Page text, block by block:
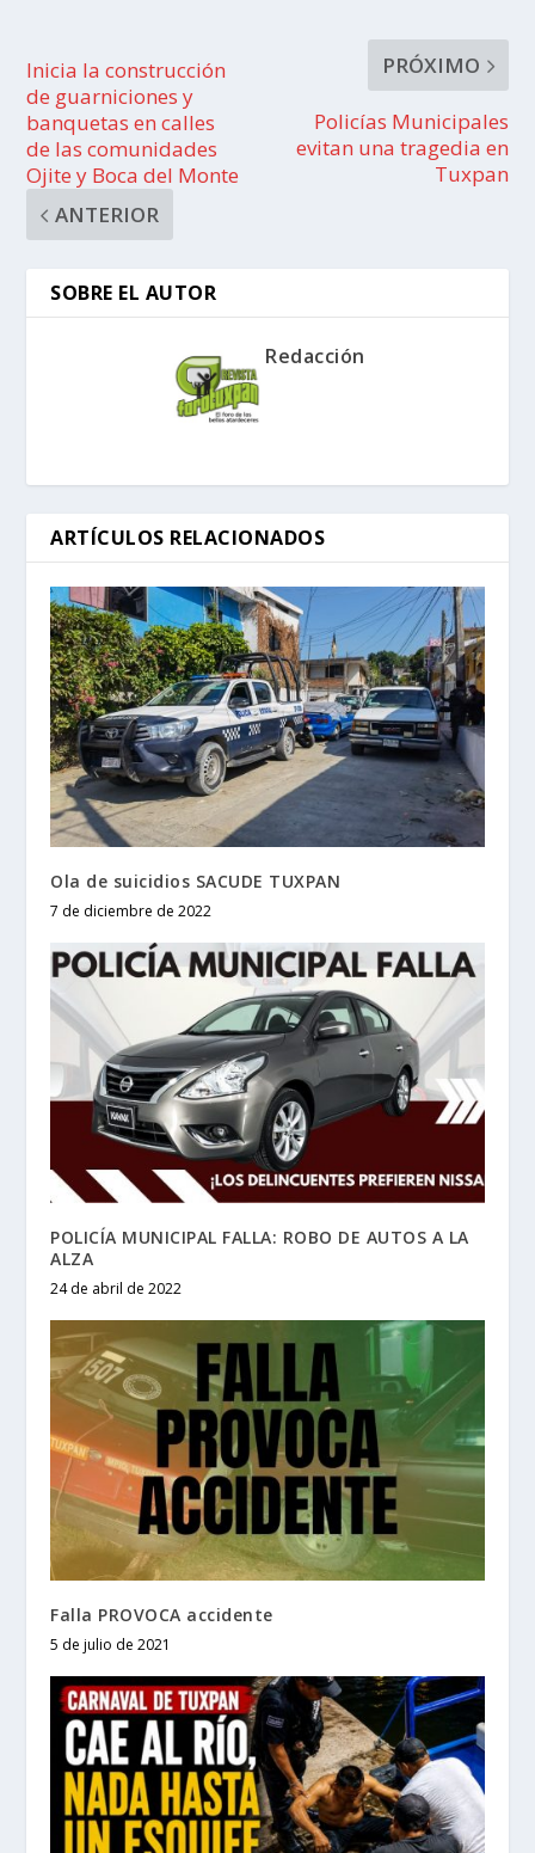
Inicia la construcción
de guarniciones y
banquetas en calles
de las comunidades
Ojite y Boca del Monte
ANTERIOR
PRÓXIMO
Policías Municipales
evitan una tragedia en
Tuxpan
SOBRE EL AUTOR
Redacción
ARTÍCULOS RELACIONADOS
Ola de suicidios SACUDE TUXPAN
7 de diciembre de 2022
POLICÍA MUNICIPAL FALLA: ROBO DE AUTOS A LA
ALZA
24 de abril de 2022
Falla PROVOCA accidente
5 de julio de 2021